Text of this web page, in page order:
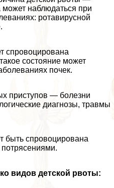
наблюдаться при
ротавирусной
спровоцирована
состояние может
почек.
приступов — болезни
диагнозы, травмы
быть спровоцирована
видов детской рвоты: